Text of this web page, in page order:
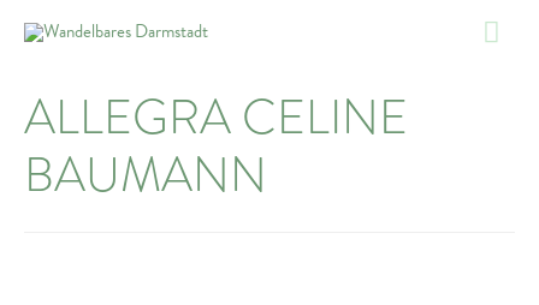
Inhalt
ALLEGRA CELINE
BAUMANN